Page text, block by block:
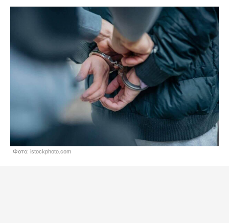
Фото: istockphoto.com